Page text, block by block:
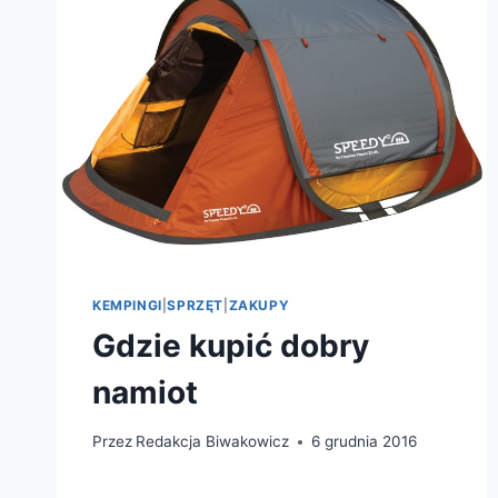
KEMPINGI |SPRZĘT ZAKUPY
Gdzie kupić dobry
namiot
Przez Redakcja Biwakowicz 6 grudnia 2016